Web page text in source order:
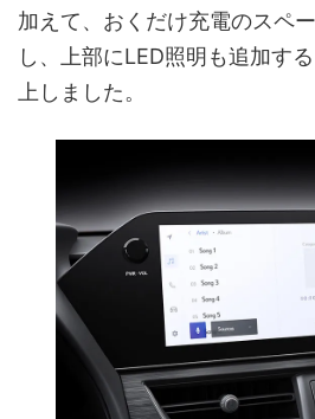
加えて、おくだけ充電のスペ
し、上部にLED照明も追加す
上しました。